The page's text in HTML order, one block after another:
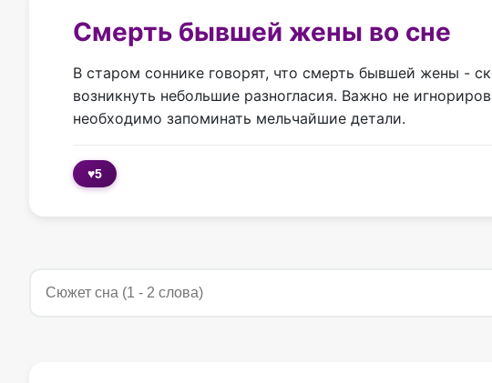
Смерть бывшей жены во сне
В старом соннике говорят, что смерть бывшей жены -
возникнуть небольшие разногласия. Важно не
необходимо запоминать мельчайшие детали.
♥5